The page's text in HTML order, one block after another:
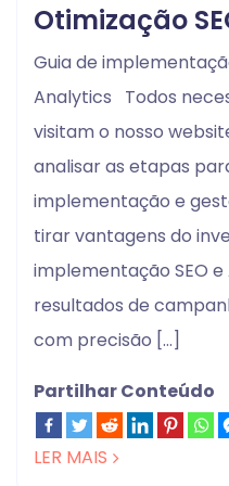
Otimização
Guia de
Analytics Todos
visitam o nosso
analisar as etapas
implementação e
tirar vantagens do
implementação SEO
resultados de
com precisão […]
Partilhar Conteúdo
LER MAIS